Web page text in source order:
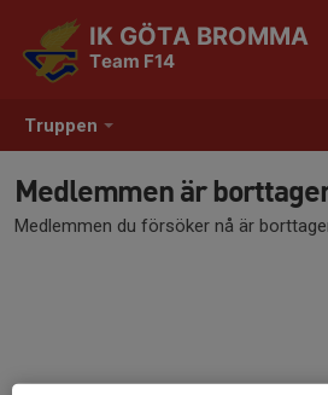
Truppen
IK GÖTA BROMMA
Team F14
Medlemmen är
Medlemmen du försöker nå är